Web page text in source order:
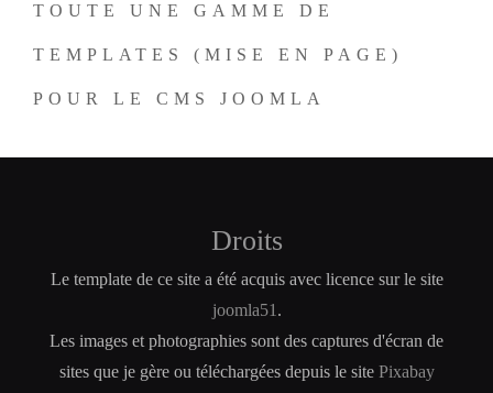
TOUTE UNE GAMME DE
TEMPLATES (MISE EN PAGE)
POUR LE CMS JOOMLA
Droits
Le template de ce site a été acquis avec licence sur le site
joomla51 .
Les images et photographies sont des captures d'écran de
sites que je gère ou téléchargées depuis le site Pixabay